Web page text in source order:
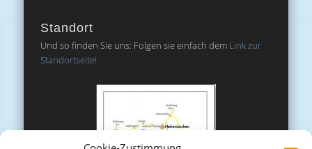
Standort
Und so finden Sie uns: Folgen sie einfach dem Link zur
Standortseite!